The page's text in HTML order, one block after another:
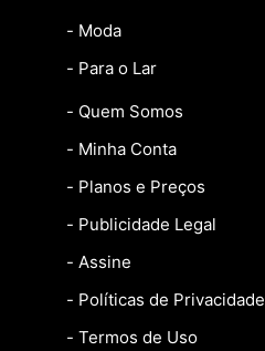
- Moda
- Para o Lar
- Quem Somos
- Minha Conta
- Planos e Preços
- Publicidade Legal
- Assine
- Políticas de Privacidade
- Termos de Uso